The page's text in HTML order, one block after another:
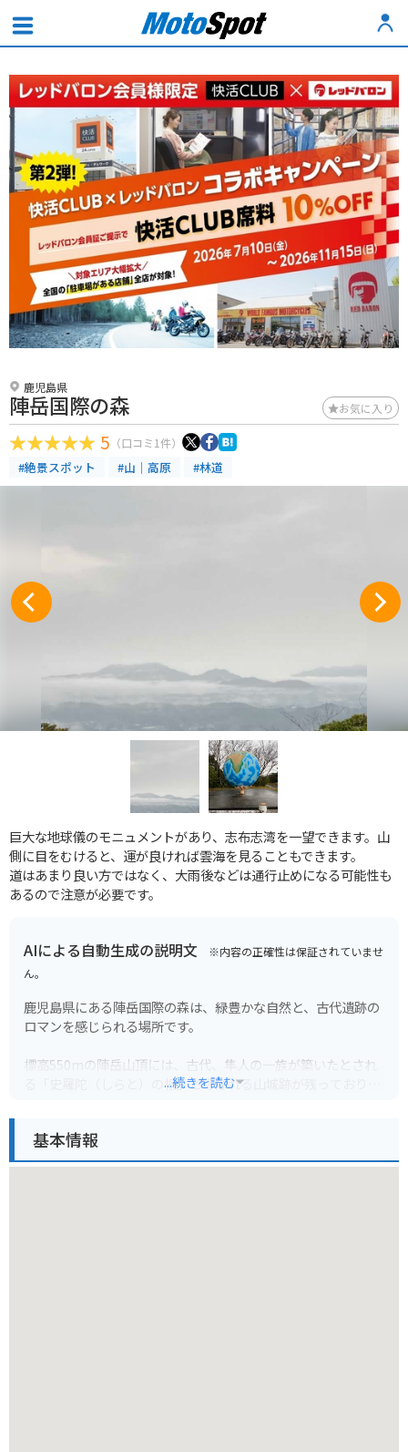
鹿児島県
陣岳国際の森 お気に入り
5 （口コミ1件）
#絶景スポット #山｜高原 #林道
巨大な地球儀のモニュメントがあり、志布志湾を一望できます。山
側に目をむけると、運が良ければ雲海を見ることもできます。
道はあまり良い方ではなく、大雨後などは通行止めになる可能性も
あるので注意が必要です。
AIによる自動生成の説明文 ※内容の正確性は保証されていませ
ん。
鹿児島県にある陣岳国際の森は、緑豊かな自然と、古代遺跡の
ロマンを感じられる場所です。
標高550mの陣岳山頂には、古代、隼人の一族が築いたとされ
る「史羅陀（しらと）の柵」と呼ばれる山城跡が残っており、
山頂までは、緑豊かなハイキングコースが整備されており、自
然を満喫しながら登ることができます。頂上からは薩摩半島や
...続きを読む
基本情報